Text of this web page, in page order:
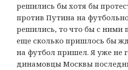
решились бы хотя бы
против Путина на
решились, то что бы с ними
еще сколько пришлось бы
на футбол пришел. Я уже не
динамовцы Москвы